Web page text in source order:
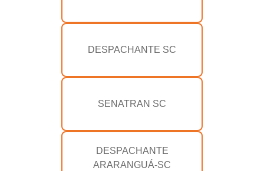
DESPACHANTE SC
SENATRAN SC
DESPACHANTE
ARARANGUÁ-SC